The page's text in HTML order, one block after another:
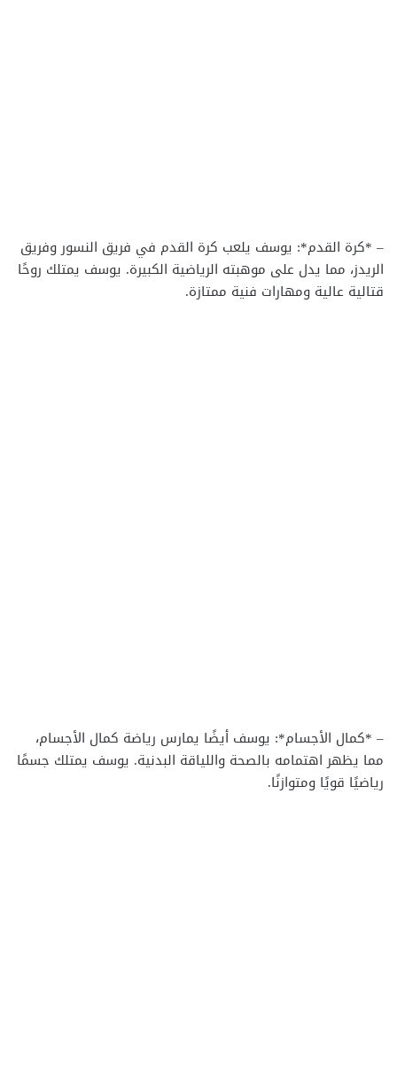
– *كرة القدم*: يوسف يلعب كرة القدم في فريق النسور وفريق
الريدز، مما يدل على موهبته الرياضية الكبيرة. يوسف يمتلك روحًا
قتالية عالية ومهارات فنية ممتازة.
– *كمال الأجسام*: يوسف أيضًا يمارس رياضة كمال الأجسام،
مما يظهر اهتمامه بالصحة واللياقة البدنية. يوسف يمتلك جسمًا
رياضيًا قويًا ومتوازنًا.